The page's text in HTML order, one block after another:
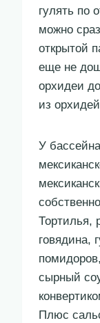
гулять по
можно
открытой
еще не
орхидеи
из
У
Тортилья,
говядина,
сырный
Плюс